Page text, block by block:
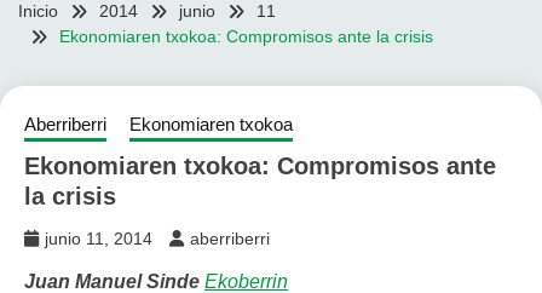
Inicio 2014 junio
11
Ekonomiaren txokoa: Compromisos ante la crisis
Aberriberri Ekonomiaren txokoa
Ekonomiaren txokoa: Compromisos ante
la crisis
junio 11, 2014 aberriberri
Juan Manuel Sinde Ekoberrin